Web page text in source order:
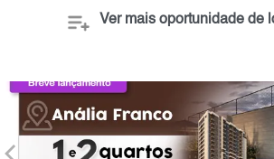
Ver mais oportunidade de